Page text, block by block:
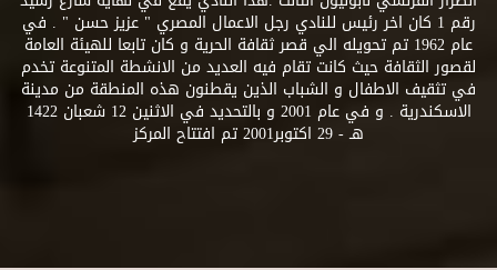
رقم 1 كان اخر رئيس للنادي رجل الاعمال المصري " عزيز حسن " . في
عام 1962 تم تحويله الي قصر ثقافة الحرية و كان تابعا للهيئة العامة
لقصور الثقافة حيث كانت تقام فيه العديد من الانشطة المتنوعة تخدم
في تثقيف الاطفال و الشباب الذين يقطنون هذه المنطقة من مدينة
الاسكندرية . و في عام 2001 و بالتحديد في الاثنين 12 شعبان 1422
هـ - 29 اكتوبر2001 تم افتتاح المركز